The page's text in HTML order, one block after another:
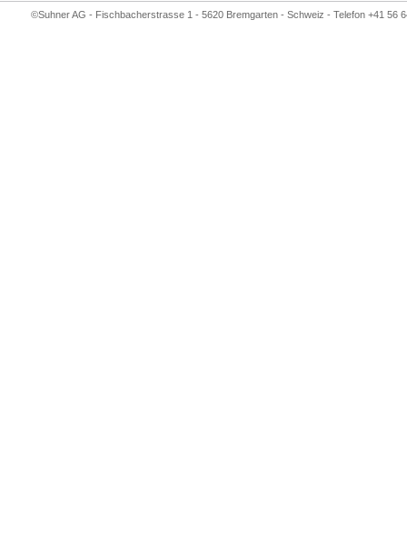
©Suhner AG - Fischbacherstrasse 1 - 5620 Bremgarten - Schweiz - Telefon +41 56